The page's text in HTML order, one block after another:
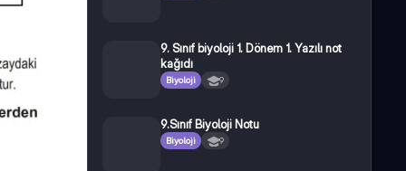
9. Sınıf biyoloji 1. Dönem 1. Yazılı not
kağıdı
Biyoloji 9
9.Sınıf Biyoloji Notu
Biyoloji 9